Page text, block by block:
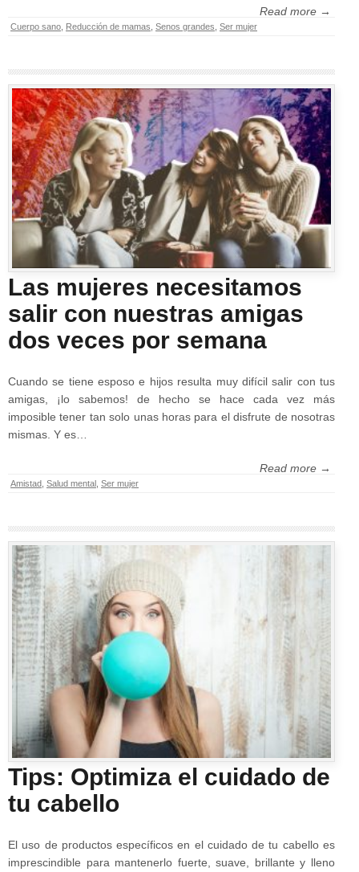
Read more →
Cuerpo sano Reducción de mamas Senos grandes Ser mujer
Las mujeres necesitamos
salir con nuestras amigas
dos veces por semana
Cuando se tiene esposo e hijos resulta muy difícil salir con tus
amigas, ¡lo sabemos! de hecho se hace cada vez más
imposible tener tan solo unas horas para el disfrute de nosotras
mismas. Y es…
Read more →
Amistad Salud mental Ser mujer
Tips: Optimiza el cuidado de
tu cabello
El uso de productos específicos en el cuidado de tu cabello es
imprescindible para mantenerlo fuerte, suave, brillante y lleno